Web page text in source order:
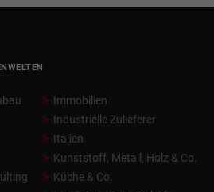
Immobilien
Industrielle Zulieferer
Italien
Kunststoff, Metall, Holz & Co.
Küche & Co.